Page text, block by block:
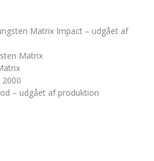
Matrix Impact – udgået af
Matrix
– udgået af produktion